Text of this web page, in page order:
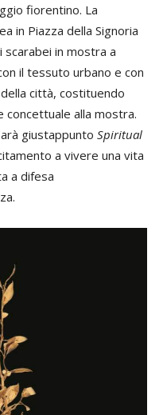
fiorentino. La
in Piazza della Signoria
in mostra a
il tessuto urbano e con
città, costituendo
alla mostra.
giustappunto Spiritual
a vivere una vita
a difesa